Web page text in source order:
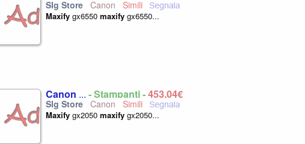
Canon
Maxify gx6550 maxify gx6550...
Canon ... - Stampanti -453,04€
Canon
Maxify gx2050 maxify gx2050...